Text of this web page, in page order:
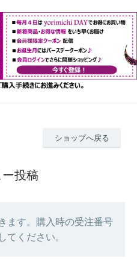
ショップへ戻る
ー投稿
ます。購入時の受注番号
てください。